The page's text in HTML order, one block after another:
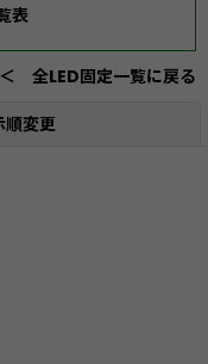
表
全LED固定一覧に戻る
順変更